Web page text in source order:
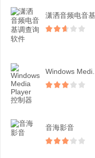
Windows Medi...
音海影音